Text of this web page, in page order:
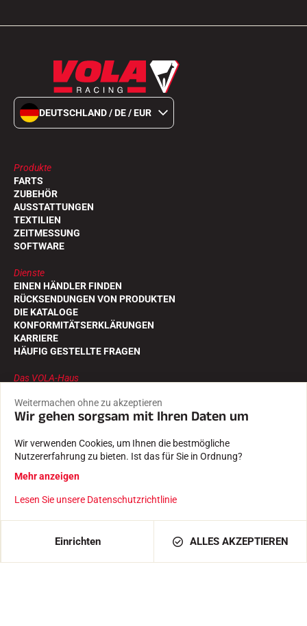
IN DEN WARENKORB LEGEN 64,00 €
DEUTSCHLAND / DE / EUR
Produkte
FARTS
ZUBEHÖR
AUSSTATTUNGEN
TEXTILIEN
ZEITMESSUNG
SOFTWARE
Dienste
EINEN HÄNDLER FINDEN
RÜCKSENDUNGEN VON PRODUKTEN
DIE KATALOGE
KONFORMITÄTSERKLÄRUNGEN
KARRIERE
HÄUFIG GESTELLTE FRAGEN
Das VOLA-Haus
DIE ATHLETEN
DAS CSR-ENGAGEMENT
Folgen Sie uns auf
Weitermachen ohne zu akzeptieren
Wir gehen sorgsam mit Ihren Daten um
Wir verwenden Cookies, um Ihnen die bestmögliche
Nutzererfahrung zu bieten. Ist das für Sie in Ordnung?
Mehr anzeigen
Lesen Sie unsere Datenschutzrichtlinie
Einrichten ALLES AKZEPTIEREN